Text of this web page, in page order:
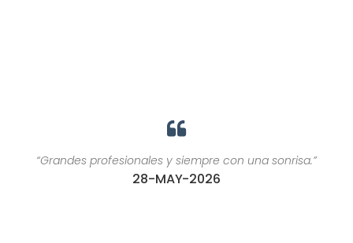
“Grandes profesionales y siempre con una sonrisa.”
28-MAY-2026